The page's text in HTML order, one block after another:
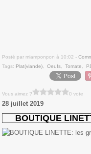
Posté par miamponpon à 10:02 -
Tags: Plat(viande) Oeufs Tomate
Vous aimez ? 0 vote
28 juillet 2019
BOUTIQUE